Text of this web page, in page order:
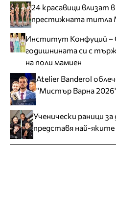
24 красавици влизат
престижната титла
Институт Конфуций –
годишнината си с
на поли мамиен
Atelier Banderol
"Мистър Варна
Ученически раници за
представя най-яките